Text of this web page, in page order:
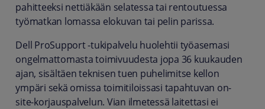
pahitteeksi nettiäkään selatessa tai rentoutuessa
työmatkan lomassa elokuvan tai pelin parissa.
Dell ProSupport -tukipalvelu huolehtii työasemasi
ongelmattomasta toimivuudesta jopa 36 kuukauden
ajan, sisältäen teknisen tuen puhelimitse kellon
ympäri sekä omissa toimitiloissasi tapahtuvan on-
site-korjauspalvelun. Vian ilmetessä laitettasi ei